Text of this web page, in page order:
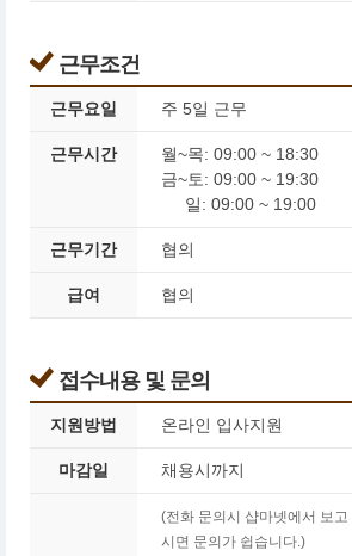
근무조건
근무요일 주 5일 근무
근무시간
월~목: 09:00 ~ 18:30
금~토: 09:00 ~ 19:30
일: 09:00 ~ 19:00
근무기간 협의
급여 협의
접수내용 및 문의
지원방법 온라인 입사지원
마감일 채용시까지
(전화 문의시 샵마넷에서 보
시면 문의가 쉽습니다.)